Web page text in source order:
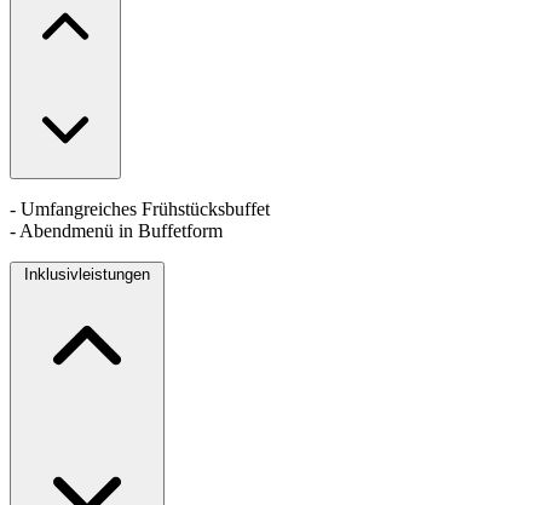
- Umfangreiches Frühstücksbuffet
- Abendmenü in Buffetform
Inklusivleistungen